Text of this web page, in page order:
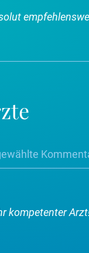
kompetenter